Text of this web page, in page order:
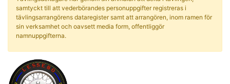
samtyckt till att vederbörandes personuppgifter registreras i
tävlingsarrangörens dataregister samt att arrangören, inom ramen för
sin verksamhet och oavsett media form, offentliggör
namnuppgifterna.